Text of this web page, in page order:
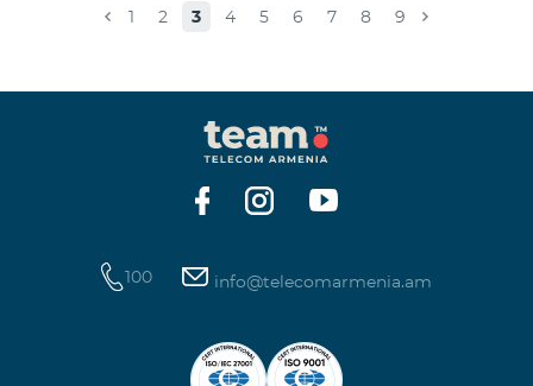
ցանցի շահագործումը: Ցանցի անջատումը տեղի
2026թ.-ի հունվարի 15-ից: Ծառայությունների
անխափան հասանելությունն ապահովելու
նպատակով շարունակում է գործել հատուկ
առաջարկ, որը հնարավորություն է ընձեռում ձեռք
բերել նոր տեխնոլոգիաներով աշխատող բջջային
1 2 3 4 5 6 7 8 9
100 info@telecomarmenia.am